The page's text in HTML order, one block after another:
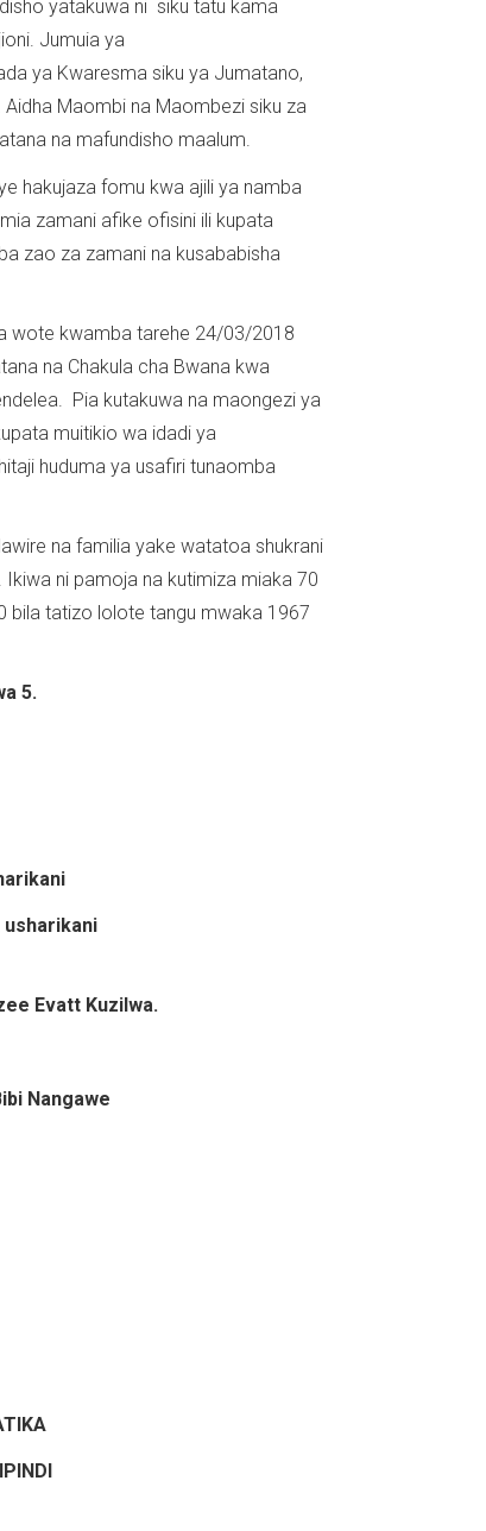
yatakuwa ni siku tatu kama
Jumuia ya
ya Kwaresma siku ya Jumatano,
Maombi na Maombezi siku za
na mafundisho maalum.
hakujaza fomu kwa ajili ya namba
zamani afike ofisini ili kupata
zao za zamani na kusababisha
wote kwamba tarehe 24/03/2018
na Chakula cha Bwana kwa
Pia kutakuwa na maongezi ya
muitikio wa idadi ya
huduma ya usafiri tunaomba
na familia yake watatoa shukrani
ni pamoja na kutimiza miaka 70
bila tatizo lolote tangu mwaka 1967
5.
usharikani
Evatt Kuzilwa.
Nangawe